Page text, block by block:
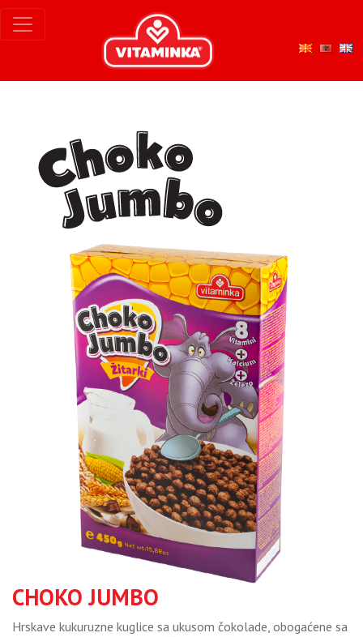
CHOKO JUMBO
Hrskave kukuruzne kuglice sa ukusom čokolade, obogaćene sa